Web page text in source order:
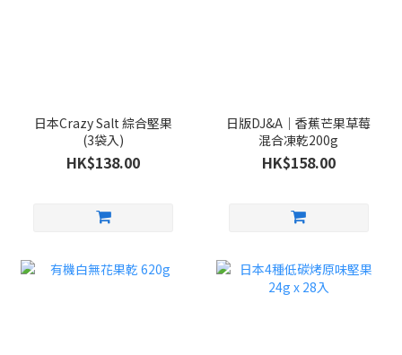
日本Crazy Salt 綜合堅果
(3袋入)
HK$138.00
日版DJ&A｜香蕉芒果草莓
混合凍乾200g
HK$158.00